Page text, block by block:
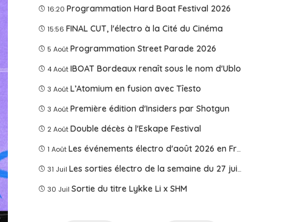
16:20 Programmation Hard Boat Festival 2026
15:56 FINAL CUT, l'électro à la Cité du Cinéma
5 Août Programmation Street Parade 2026
4 Août IBOAT Bordeaux renaît sous le nom d'Ublo
3 Août L’Atomium en fusion avec Tîesto
3 Août Première édition d'Insiders par Shotgun
2 Août Double décès à l'Eskape Festival
1 Août Les événements électro d'août 2026 en France
31 Juil Les sorties électro de la semaine du 27 juillet 2026
30 Juil Sortie du titre Lykke Li x SHM